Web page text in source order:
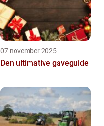
07 november 2025
Den ultimative gaveguide